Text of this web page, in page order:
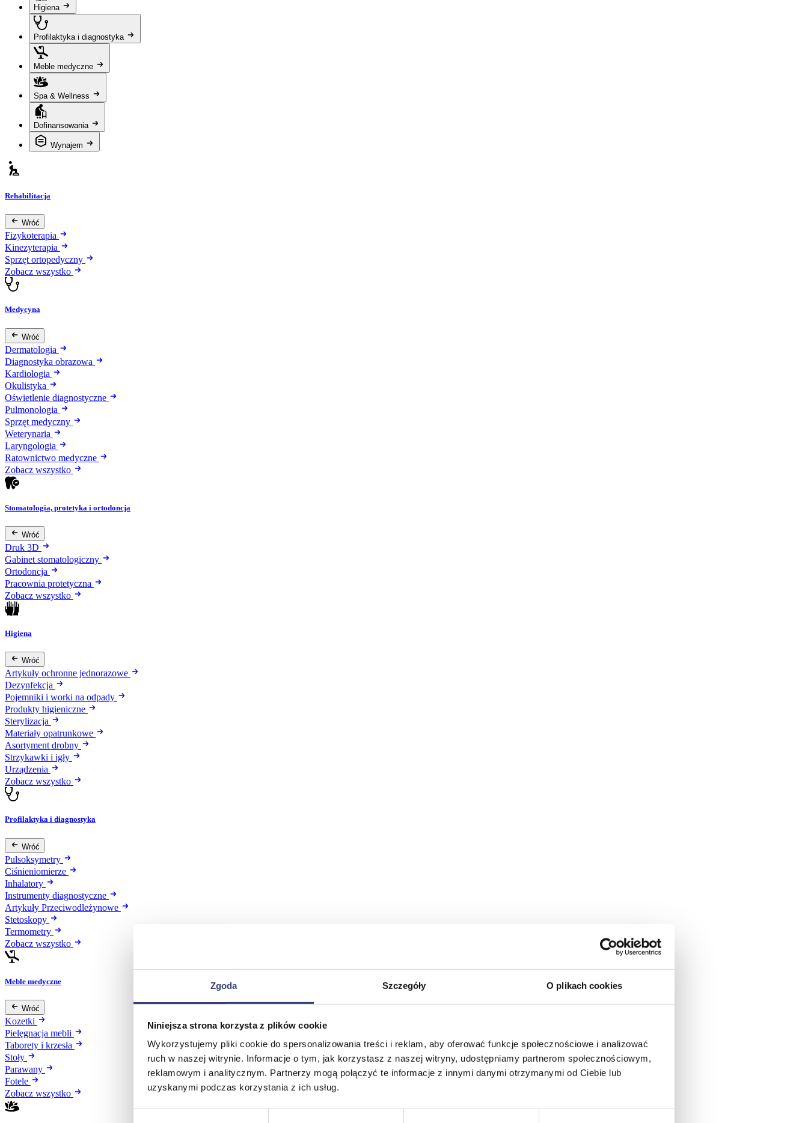
Zgoda Szczegóły O plikach cookies
Niniejsza strona korzysta z plików cookie
Wykorzystujemy pliki cookie do spersonalizowania treści i reklam, aby oferować funkcje społecznościowe i analizować
ruch w naszej witrynie. Informacje o tym, jak korzystasz z naszej witryny, udostępniamy partnerom społecznościowym,
reklamowym i analitycznym. Partnerzy mogą połączyć te informacje z innymi danymi otrzymanymi od Ciebie lub
uzyskanymi podczas korzystania z ich usług.
Higiena
Profilaktyka i diagnostyka
Meble medyczne
Spa & Wellness
Dofinansowania
Wynajem
Rehabilitacja
Wróć
Fizykoterapia
Kinezyterapia
Sprzęt ortopedyczny
Zobacz wszystko
Medycyna
Wróć
Dermatologia
Diagnostyka obrazowa
Kardiologia
Okulistyka
Oświetlenie diagnostyczne
Pulmonologia
Sprzęt medyczny
Weterynaria
Laryngologia
Ratownictwo medyczne
Zobacz wszystko
Stomatologia, protetyka i ortodoncja
Wróć
Druk 3D
Gabinet stomatologiczny
Ortodoncja
Pracownia protetyczna
Zobacz wszystko
Higiena
Wróć
Artykuły ochronne jednorazowe
Dezynfekcja
Pojemniki i worki na odpady
Produkty higieniczne
Sterylizacja
Materiały opatrunkowe
Asortyment drobny
Strzykawki i igły
Urządzenia
Zobacz wszystko
Profilaktyka i diagnostyka
Wróć
Pulsoksymetry
Ciśnieniomierze
Inhalatory
Instrumenty diagnostyczne
Artykuły Przeciwodleżynowe
Stetoskopy
Termometry
Zobacz wszystko
Meble medyczne
Wróć
Kozetki
Pielęgnacja mebli
Taborety i krzesła
Stoły
Parawany
Fotele
Zobacz wszystko